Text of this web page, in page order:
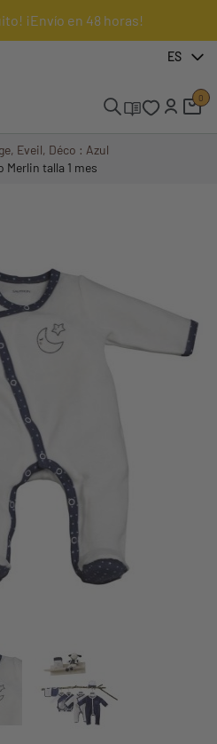
¡Envío en 48 horas!
ES
0
Eveil, Déco : Azul
talla 1 mes